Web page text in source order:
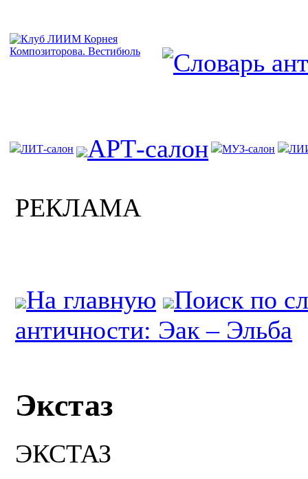
ЛИТ-салон АРТ-салон МУЗ-салон
РЕКЛАМА
На главную
Поиск по
античности: Эак – Эльба
Экстаз
ЭКСТАЗ